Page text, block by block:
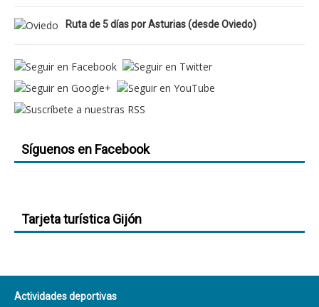
Ruta de 5 días por Asturias (desde Oviedo)
Síguenos en Facebook
Tarjeta turística Gijón
Actividades deportivas